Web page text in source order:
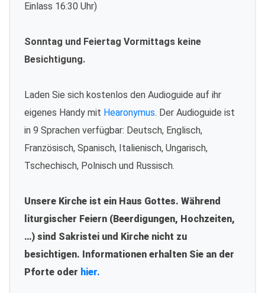
Einlass 16:30 Uhr)
Sonntag und Feiertag Vormittags keine
Besichtigung.
Laden Sie sich kostenlos den Audioguide auf ihr
eigenes Handy mit Hearonymus. Der Audioguide ist
in 9 Sprachen verfügbar: Deutsch, Englisch,
Französisch, Spanisch, Italienisch, Ungarisch,
Tschechisch, Polnisch und Russisch.
Unsere Kirche ist ein Haus Gottes. Während
liturgischer Feiern (Beerdigungen, Hochzeiten,
…) sind Sakristei und Kirche nicht zu
besichtigen. Informationen erhalten Sie an der
Pforte oder hier.